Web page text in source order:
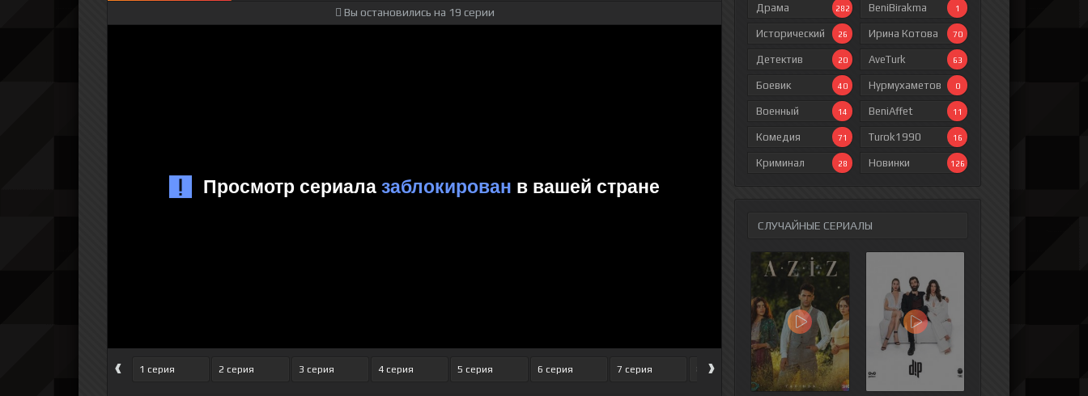
Драма 282
Исторический 26
Детектив 20
Боевик 40
Военный 14
Комедия 71
Криминал 28
BeniBirakma 1
Ирина Котова 70
AveTurk 63
Нурмухаметов 0
BeniAffet 11
Turok1990 16
Новинки 126
СЛУЧАЙНЫЕ СЕРИАЛЫ
Вы остановились на 19 серии
‹ 1 серия 2 серия 3 серия 4 серия 5 серия 6 серия 7 серия 8 серия 9 серия 10 серия 11 серия
›